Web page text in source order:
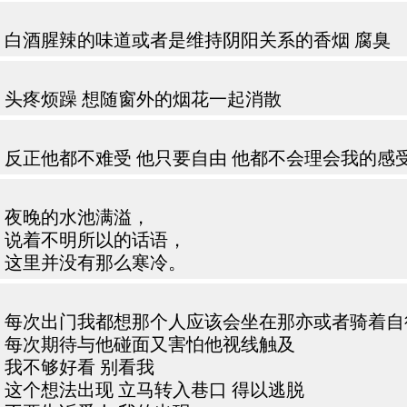
白酒腥辣的味道或者是维持阴阳关系的香烟 腐臭
头疼烦躁 想随窗外的烟花一起消散
反正他都不难受 他只要自由 他都不会理会我的感
夜晚的水池满溢，
说着不明所以的话语，
这里并没有那么寒冷。
每次出门我都想那个人应该会坐在那亦或者骑着
每次期待与他碰面又害怕他视线触及
我不够好看 别看我
这个想法出现 立马转入巷口 得以逃脱